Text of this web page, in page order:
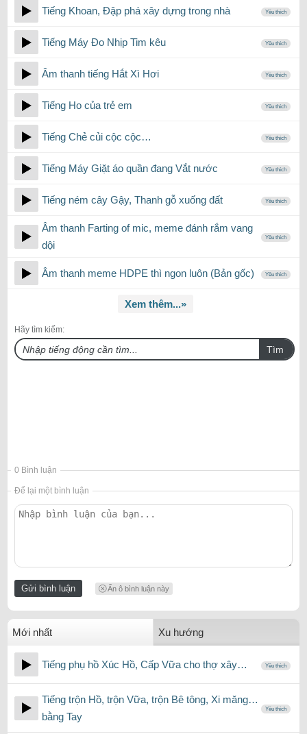
Tiếng Khoan, Đập phá xây dựng trong nhà Yêu thích
Tiếng Máy Đo Nhịp Tim kêu Yêu thích
Âm thanh tiếng Hắt Xì Hơi Yêu thích
Tiếng Ho của trẻ em Yêu thích
Tiếng Chẻ củi cộc cộc… Yêu thích
Tiếng Máy Giặt áo quần đang Vắt nước Yêu thích
Tiếng ném cây Gậy, Thanh gỗ xuống đất Yêu thích
Âm thanh Farting of mic, meme đánh rắm vang
dội
Yêu thích
Âm thanh meme HDPE thì ngon luôn (Bản gốc) Yêu thích
Xem thêm...»
Hãy tìm kiếm:
Tìm
0 Bình luận
Để lại một bình luận
Ẩn ô bình luận này
Mới nhất Xu hướng
Tiếng phụ hồ Xúc Hồ, Cấp Vữa cho thợ xây… Yêu thích
Tiếng trộn Hồ, trộn Vữa, trộn Bê tông, Xi măng…
bằng Tay
Yêu thích